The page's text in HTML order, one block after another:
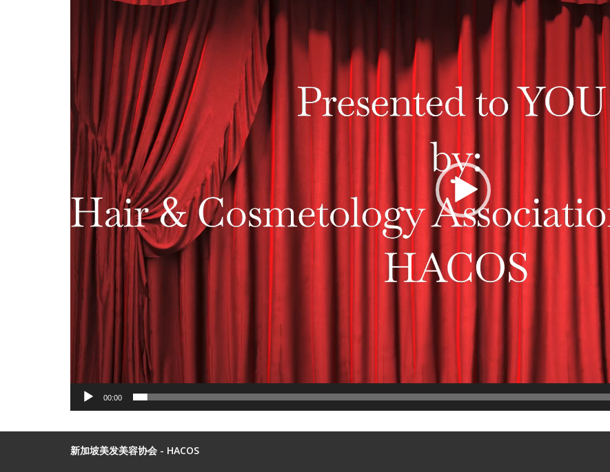
00:00
新加坡美发美容协会 - HACOS